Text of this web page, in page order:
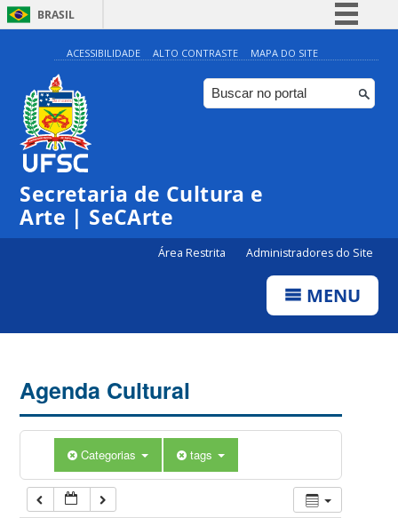
BRASIL
Simplifique!
Comunica BR
Participe
ACESSIBILIDADE ALTO CONTRASTE MAPA DO SITE
Secretaria de Cultura e
Arte | SeCArte
Área Restrita Administradores do Site
MENU
Agenda Cultural
Categorias tags
0:00
1:00
5:00
7:00